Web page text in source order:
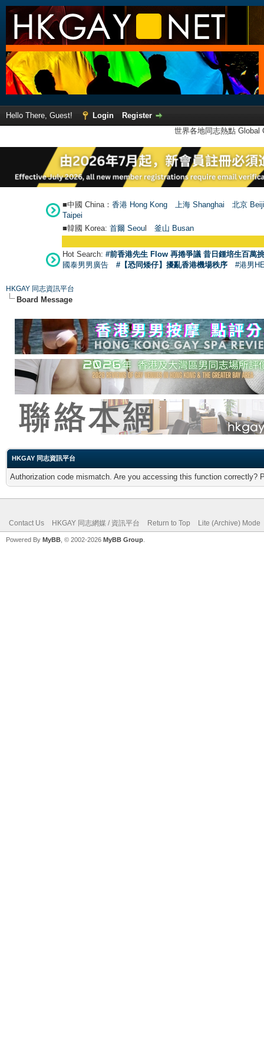
Hello There, Guest! Login
Register
世界各地同志熱點
■中國 China： 香港 Hong Kong 上海 Shanghai
北京
Taipei
■韓國 Korea: 首爾 Seoul 釜山 Busan
Hot Search: #前香港先生 Flow 再捲爭議 昔日鍾培生百萬
國泰男男廣告
#【恐同矮仔】擾亂香港機場秩序 #港男
HKGAY 同志資訊平台
Board Message
HKGAY 同志資訊平台
Authorization code mismatch. Are you accessing this function correctly?
Contact Us HKGAY 同志網媒 / 資訊平台 Return to Top Lite (Archive) Mode
Powered By MyBB , © 2002-2026 MyBB Group